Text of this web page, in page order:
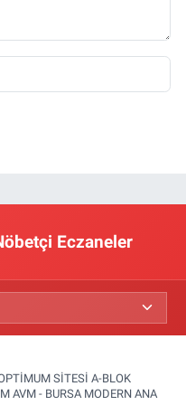
Eczaneler
SİTESİ A-BLOK
AVM - BURSA MODERN ANA